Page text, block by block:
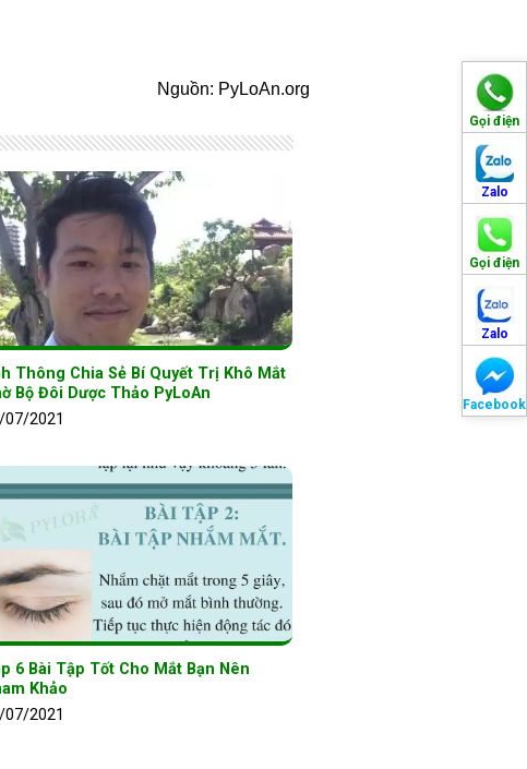
Gọi điện
Zalo
Gọi điện
Zalo
Facebook
Nguồn: PyLoAn.org
Thông Chia Sẻ Bí Quyết Trị Khô Mắt
Bộ Đôi Dược Thảo PyLoAn
07/2021
6 Bài Tập Tốt Cho Mắt Bạn Nên
Khảo
07/2021